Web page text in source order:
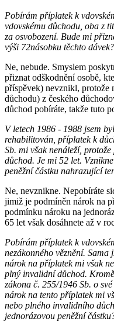
Pobírám příplatek k
vdovskému důchodu, oba z
za osvobození. Bude mi
výši 72násobku těchto dávek?
Ne, nebude. Smyslem
přiznat odškodnění osobě,
příspěvek) nevznikl, protože
důchodu) z českého
důchod pobíráte, takže tuto
V letech 1986 - 1988 jsem
rehabilitován, příplatek k
Sb. mi však nenáleží,
důchod. Je mi 52 let.
peněžní částku nahrazující
Ne, nevznikne. Nepobíráte
jimiž je podmíněn nárok na
podmínku nároku na
65 let však dosáhnete až v
Pobírám příplatek k
nezákonného věznění. Sama
nárok na příplatek mi však
plný invalidní důchod.
zákona č. 255/1946 Sb. o
nárok na tento příplatek mi
nebo plného invalidního
jednorázovou peněžní